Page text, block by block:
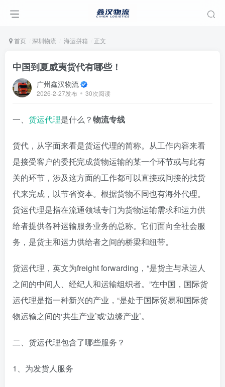
首页 深圳物流 海运拼箱 正文
中国到夏威夷货代有哪些！
广州鑫汉物流
2026-2-27发布 30次阅读
一、 货运代理是什么？物流专线
货代，从字面来看是货运代理的简称。从工作内容来看
是接受客户的委托完成货物运输的某一个环节或与此有
关的环节，涉及这方面的工作都可以直接或间接的找货
代来完成，以节省资本。根据货物不同也有海外代理。
货运代理是指在流通领域专门为货物运输需求和运力供
给者提供各种运输服务业务的总称。它们面向全社会服
务，是货主和运力供给者之间的桥梁和纽带。
货运代理，英文为freight forwarding，“是货主与承运人
之间的中间人、经纪人和运输组织者。”在中国，国际货
运代理是指一种新兴的产业，“是处于国际贸易和国际货
物运输之间的‘共生产业’或‘边缘产业’。
二、货运代理包含了哪些服务？
1、为发货人服务